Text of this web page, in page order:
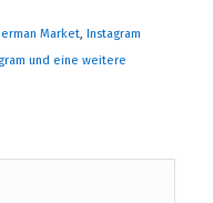
Market, Instagram
und eine weitere